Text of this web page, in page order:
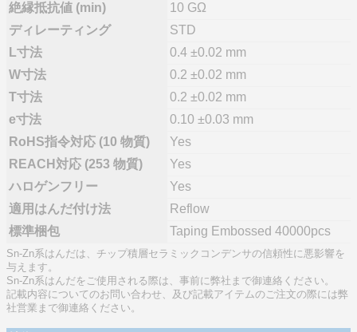
絶縁抵抗値 (min)
10 GΩ
ディレーティング
STD
L寸法
0.4 ±0.02 mm
W寸法
0.2 ±0.02 mm
T寸法
0.2 ±0.02 mm
e寸法
0.10 ±0.03 mm
RoHS指令対応 (10 物質)
Yes
REACH対応 (253 物質)
Yes
ハロゲンフリー
Yes
適用はんだ付け法
Reflow
標準梱包
Taping Embossed 40000pcs
Sn-Zn系はんだは、チップ積層セラミックコンデンサの信頼性に悪影響を
与えます。
Sn-Zn系はんだをご使用される際は、事前に弊社まで御連絡ください。
記載内容についてのお問い合わせ、及び記載アイテムのご注文の際には弊
社営業まで御連絡ください。